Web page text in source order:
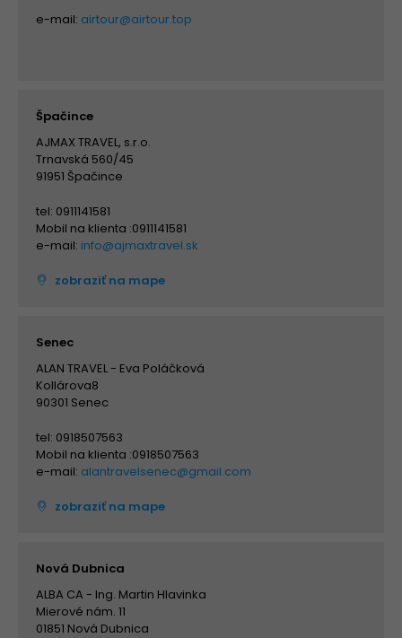
e-mail: airtour@airtour.top
Špačince
AJMAX TRAVEL, s.r.o.
Trnavská 560/45
91951 Špačince
tel: 0911141581
Mobil na klienta :0911141581
e-mail: info@ajmaxtravel.sk
zobraziť na mape
Senec
ALAN TRAVEL - Eva Poláčková
Kollárova8
90301 Senec
tel: 0918507563
Mobil na klienta :0918507563
e-mail: alantravelsenec@gmail.com
zobraziť na mape
Nová Dubnica
ALBA CA - Ing. Martin Hlavinka
Mierové nám. 11
01851 Nová Dubnica